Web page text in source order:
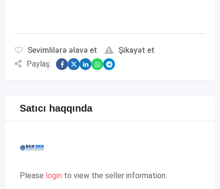
Sevimlilərə əlavə et
Şikayət et
Paylaş:
Satıcı haqqında
Please login to view the seller information.